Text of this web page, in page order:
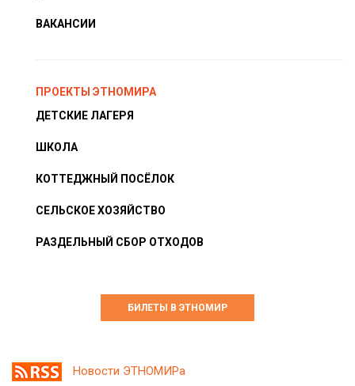
ВАКАНСИИ
ПРОЕКТЫ ЭТНОМИРА
ДЕТСКИЕ ЛАГЕРЯ
ШКОЛА
КОТТЕДЖНЫЙ ПОСЁЛОК
СЕЛЬСКОЕ ХОЗЯЙСТВО
РАЗДЕЛЬНЫЙ СБОР ОТХОДОВ
БИЛЕТЫ В ЭТНОМИР
Новости ЭТНОМИРа